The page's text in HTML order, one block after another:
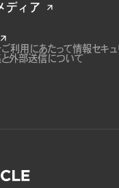
ディア
ご利用にあたって情報セキュ
外部送信について